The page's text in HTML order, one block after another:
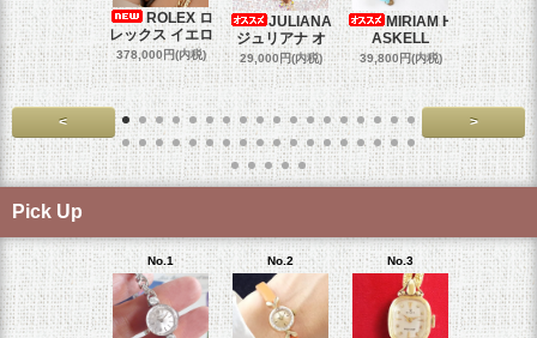
ROLEX ロ
レックス イエロ
378,000円(内税)
JULIANA
ジュリアナ オ
29,000円(内税)
MIRIAM H
ASKELL
39,800円(内税)
オメガマ
スダ
458,000円
< >
Pick Up
No.1 No.2 No.3 No.4